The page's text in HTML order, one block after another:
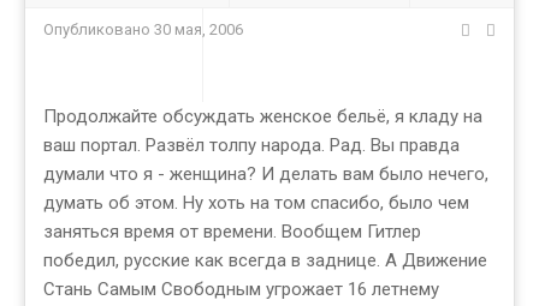
Опубликовано 30 мая, 2006
Продолжайте обсуждать женское бельё, я кладу на
ваш портал. Развёл толпу народа. Рад. Вы правда
думали что я - женщина? И делать вам было нечего,
думать об этом. Ну хоть на том спасибо, было чем
заняться время от времени. Вообщем Гитлер
победил, русские как всегда в заднице. А Движение
Стань Самым Свободным угрожает 16 летнему